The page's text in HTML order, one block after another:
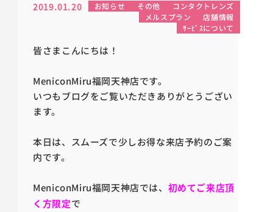
2019.01.20 お知らせ その他
コンタクトレンズ
メルスプラン
店舗情報
ｻｰﾋﾞｽについて
皆さまこんにちは！
MeniconMiru福岡天神店です。
いつもブログをご覧いただきありがとうござい
ます。
本日は、スムーズで少しお得な来店予約のご案
内です。
MeniconMiru福岡天神店では、 初めてご来店頂
く方限定で